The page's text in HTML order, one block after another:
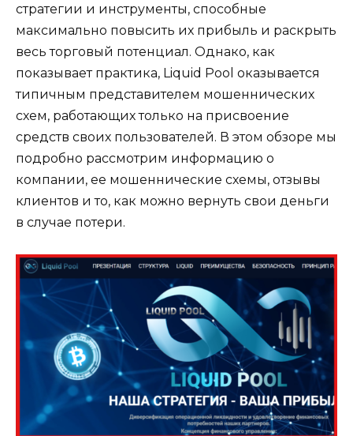
стратегии и инструменты, способные
максимально повысить их прибыль и раскрыть
весь торговый потенциал. Однако, как
показывает практика, Liquid Pool оказывается
типичным представителем мошеннических
схем, работающих только на присвоение
средств своих пользователей. В этом обзоре мы
подробно рассмотрим информацию о
компании, ее мошеннические схемы, отзывы
клиентов и то, как можно вернуть свои деньги
в случае потери.